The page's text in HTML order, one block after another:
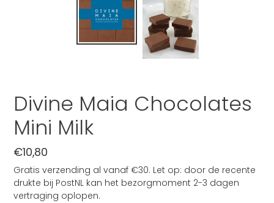
Divine Maia Chocolates
Mini Milk
Normale
prijs
€10,80
Gratis verzending al vanaf €30. Let op: door de recente
drukte bij PostNL kan het bezorgmoment 2-3 dagen
vertraging oplopen.